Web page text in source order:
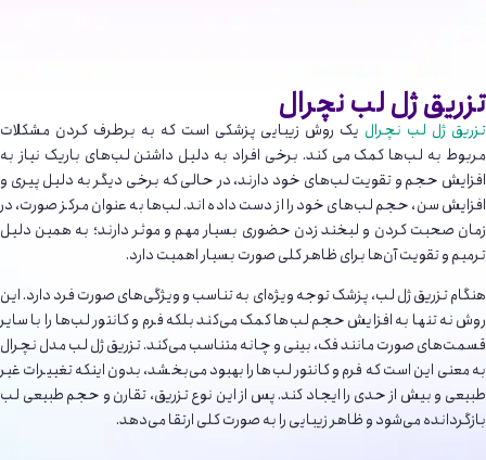
تزریق ژل لب نچرال
تزریق ژل لب نچرال یک روش زیبایی پزشکی است که به برطرف کردن مشکلات
مربوط به لب‌ها کمک می کند. برخی افراد به دلیل داشتن لب‌های باریک نیاز به
افزایش حجم و تقویت لب‌های خود دارند، در حالی که برخی دیگر به دلیل پیری و
افزایش سن، حجم لب‌های خود را از دست داده اند. لب‌ها به عنوان مرکز صورت، در
زمان صحبت کردن و لبخند زدن حضوری بسیار مهم و موثر دارند؛ به همین دلیل
ترمیم و تقویت آن‌ها برای ظاهر کلی صورت بسیار اهمیت دارد.
هنگام تزریق ژل لب، پزشک توجه ویژه‌ای به تناسب و ویژگی‌های صورت فرد دارد. این
روش نه تنها به افزایش حجم لب‌ها کمک می‌کند بلکه فرم و کانتور لب‌ها را با سایر
قسمت‌های صورت مانند فک، بینی و چانه متناسب می‌کند. تزریق ژل لب مدل نچرال
به معنی این است که فرم و کانتور لب‌ها را بهبود می‌بخشد، بدون اینکه تغییرات غیر
طبیعی و بیش از حدی را ایجاد کند. پس از این نوع تزریق، تقارن و حجم طبیعی لب
بازگردانده می‌شود و ظاهر زیبایی را به صورت کلی ارتقا می‌دهد.